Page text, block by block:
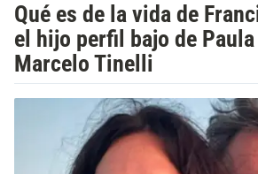
Qué es de la vida de
el hijo perfil bajo de
Marcelo Tinelli